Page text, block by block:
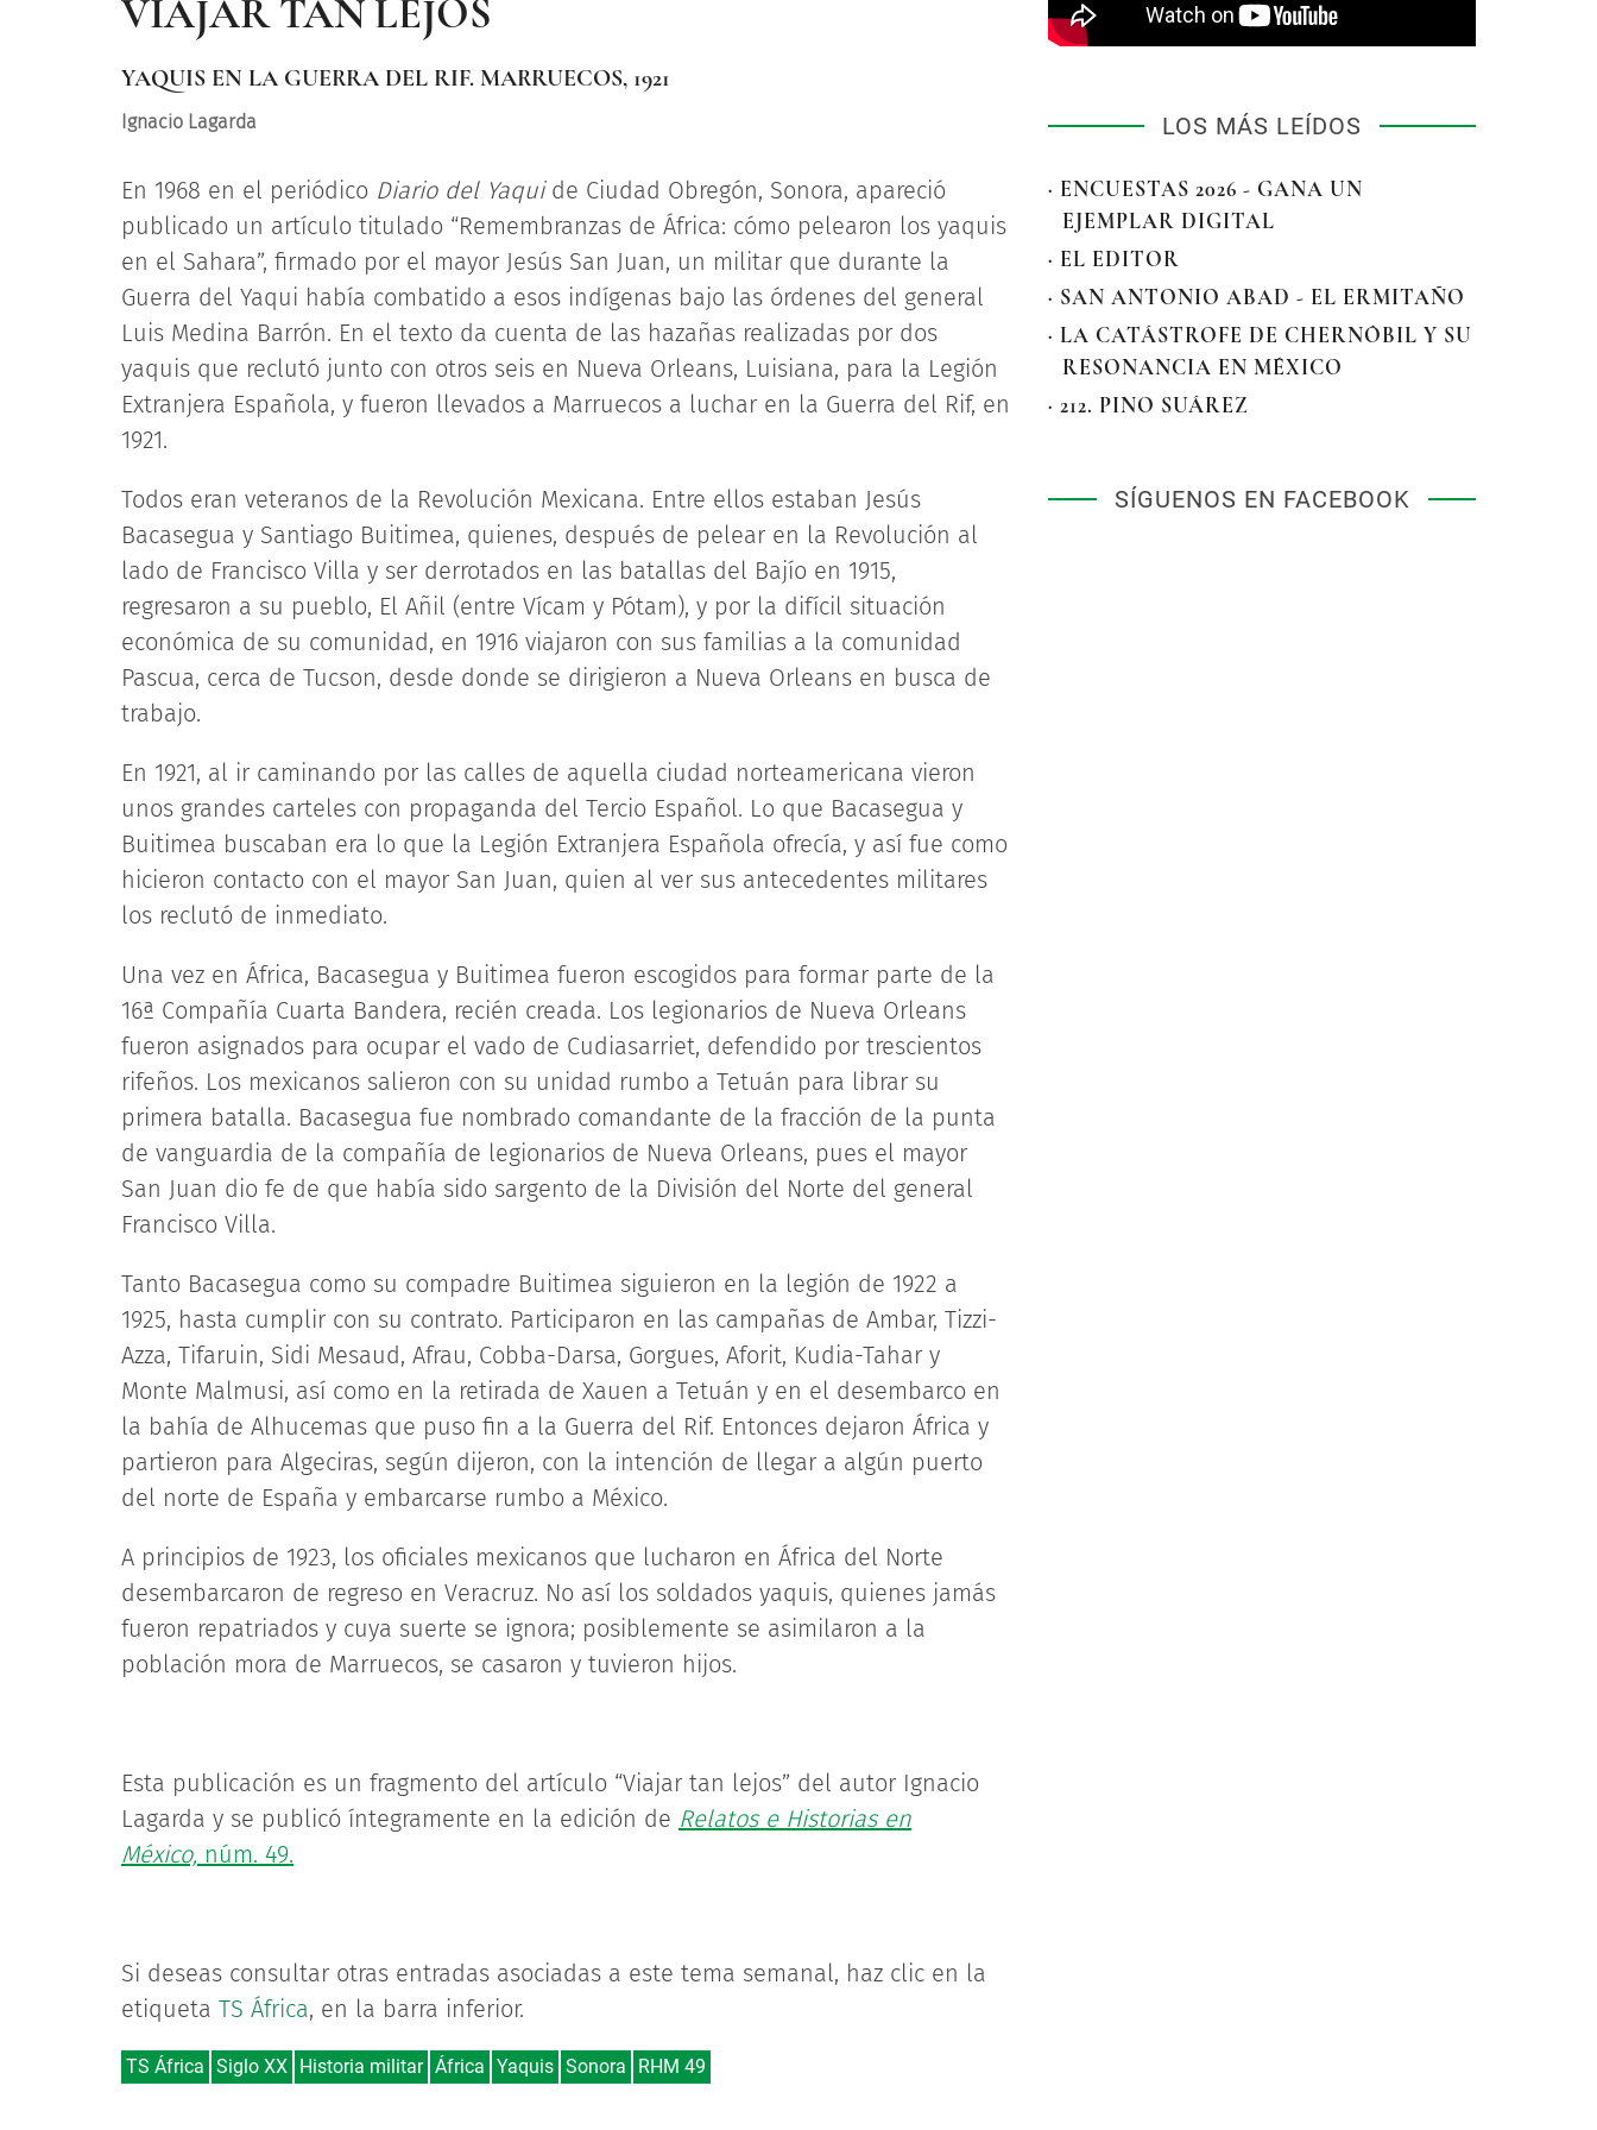
VIAJAR TAN LEJOS
YAQUIS EN LA GUERRA DEL RIF. MARRUECOS, 1921
Ignacio Lagarda
En 1968 en el periódico Diario del Yaquide Ciudad Obregón, Sonora, apareció
publicado un artículo titulado “Remembranzas de África: cómo pelearon los yaquis
en el Sahara”, firmado por el mayor Jesús San Juan, un militar que durante la
Guerra del Yaqui había combatido a esos indígenas bajo las órdenes del general
Luis Medina Barrón. En el texto da cuenta de las hazañas realizadas por dos
yaquis que reclutó junto con otros seis en Nueva Orleans, Luisiana, para la Legión
Extranjera Española, y fueron llevados a Marruecos a luchar en la Guerra del Rif, en
1921.
Todos eran veteranos de la Revolución Mexicana. Entre ellos estaban Jesús
Bacasegua y Santiago Buitimea, quienes, después de pelear en la Revolución al
lado de Francisco Villa y ser derrotados en las batallas del Bajío en 1915,
regresaron a su pueblo, El Añil (entre Vícam y Pótam), y por la difícil situación
económica de su comunidad, en 1916 viajaron con sus familias a la comunidad
Pascua, cerca de Tucson, desde donde se dirigieron a Nueva Orleans en busca de
trabajo.
En 1921, al ir caminando por las calles de aquella ciudad norteamericana vieron
unos grandes carteles con propaganda del Tercio Español. Lo que Bacasegua y
Buitimea buscaban era lo que la Legión Extranjera Española ofrecía, y así fue como
hicieron contacto con el mayor San Juan, quien al ver sus antecedentes militares
los reclutó de inmediato.
Una vez en África, Bacasegua y Buitimea fueron escogidos para formar parte de la
16ª Compañía Cuarta Bandera, recién creada. Los legionarios de Nueva Orleans
fueron asignados para ocupar el vado de Cudiasarriet, defendido por trescientos
rifeños. Los mexicanos salieron con su unidad rumbo a Tetuán para librar su
primera batalla. Bacasegua fue nombrado comandante de la fracción de la punta
de vanguardia de la compañía de legionarios de Nueva Orleans, pues el mayor
San Juan dio fe de que había sido sargento de la División del Norte del general
Francisco Villa.
Tanto Bacasegua como su compadre Buitimea siguieron en la legión de 1922 a
1925, hasta cumplir con su contrato. Participaron en las campañas de Ambar, Tizzi-
Azza, Tifaruin, Sidi Mesaud, Afrau, Cobba-Darsa, Gorgues, Aforit, Kudia-Tahar y
Monte Malmusi, así como en la retirada de Xauen a Tetuán y en el desembarco en
la bahía de Alhucemas que puso fin a la Guerra del Rif. Entonces dejaron África y
partieron para Algeciras, según dijeron, con la intención de llegar a algún puerto
del norte de España y embarcarse rumbo a México.
A principios de 1923, los oficiales mexicanos que lucharon en África del Norte
desembarcaron de regreso en Veracruz. No así los soldados yaquis, quienes jamás
fueron repatriados y cuya suerte se ignora; posiblemente se asimilaron a la
población mora de Marruecos, se casaron y tuvieron hijos.
Esta publicación es un fragmento del artículo “Viajar tan lejos” del autor Ignacio
Lagarda y se publicó íntegramente en la edición de Relatos e Historias en
México, núm. 49.
Si deseas consultar otras entradas asociadas a este tema semanal, haz clic en la
etiqueta TS África, en la barra inferior.
TS África Siglo XX Historia militar África Yaquis Sonora RHM 49
LOS MÁS LEÍDOS
· ENCUESTAS 2026 - GANA UN
EJEMPLAR DIGITAL
· EL EDITOR
· SAN ANTONIO ABAD - EL ERMITAÑO
· LA CATÁSTROFE DE CHERNÓBIL Y SU
RESONANCIA EN MÉXICO
· 212. PINO SUÁREZ
SÍGUENOS EN FACEBOOK